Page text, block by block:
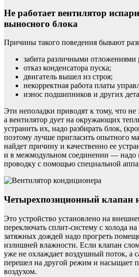
Не работает вентилятор
выносного блока
Причины такого поведения бывают
забита различными отложениями
отказ конденсатора пуска;
двигатель вышел из строя;
некорректная работа платы
износ подшипников и других
Эти неполадки приводят к тому, что
а вентилятор дует на окружающих
устранить их, надо разбирать блок,
поэтому лучше пригласить опытного
найдет причину и качественно ее
и в межмодульном соединении — надо
проводку с помощью специальной
Четырехпозиционный клапан
Это устройство установлено на
переключать сплит-систему с холода на
затяжных дождей надо прогреть
излишней влажности. Если клапан
уже не охлаждает воздушный поток, а
перешел на другой режим и насыщает
воздухом.